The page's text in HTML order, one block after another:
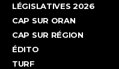
LÉGISLATIVES 2026
CAP SUR ORAN
CAP SUR RÉGION
ÉDITO
TURF